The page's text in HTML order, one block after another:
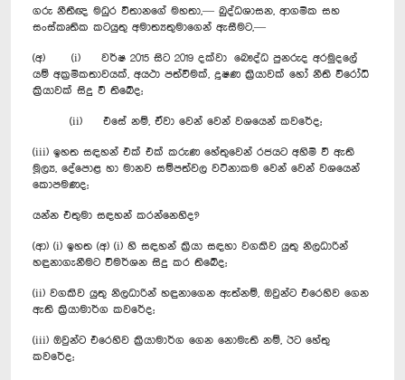
ගරු නීතීඥ මධුර විතානගේ මහතා,— බුද්ධශාසන, ආගමික සහ
සංස්කෘතික කටයුතු අමාත්‍යතුමාගෙන් ඇසීමට,—
(අ) (i) වර්ෂ 2015 සිට 2019 දක්වා බෞද්ධ පුනරුද අරමුදලේ
යම් අක්‍රමිකතාවයක්, අයථා පත්වීමක්, දූෂණ ක්‍රියාවක් හෝ නීති විරෝධි
ක්‍රියාවක් සිදු වී තිබේද;
(ii) එසේ නම්, ඒවා වෙන් වෙන් වශයෙන් කවරේද;
(iii) ඉහත සඳහන් එක් එක් කරුණ හේතුවෙන් රජයට අහිමි වී ඇති
මූල්‍ය, දේපොළ හා මානව සම්පත්වල වටිනාකම වෙන් වෙන් වශයෙන්
කොපමණද;
යන්න එතුමා සඳහන් කරන්නෙහිද?
(ආ) (i) ඉහත (අ) (i) හි සඳහන් ක්‍රියා සඳහා වගකිව යුතු නිලධාරින්
හඳුනාගැනීමට විමර්ශන සිදු කර තිබේද;
(ii) වගකිව යුතු නිලධාරින් හඳුනාගෙන ඇත්නම්, ඔවුන්ට එරෙහිව ගෙන
ඇති ක්‍රියාමාර්ග කවරේද;
(iii) ඔවුන්ට එරෙහිව ක්‍රියාමාර්ග ගෙන නොමැති නම්, ඊට හේතු
කවරේද;